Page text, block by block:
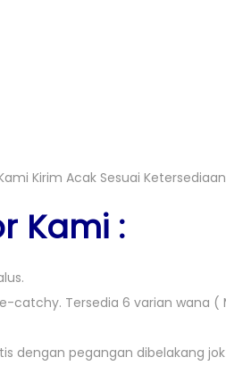
Kirim Acak Sesuai
Kami :
Tersedia 6 varian wana (
dengan pegangan dibelakang